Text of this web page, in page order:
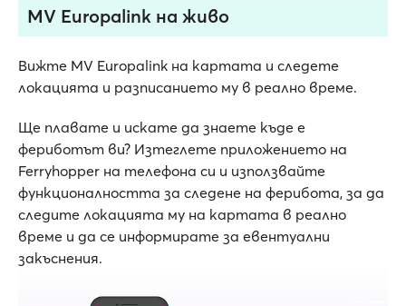
MV Europalink на живо
Вижте MV Europalink на картата и следете
локацията и разписанието му в реално време.
Ще плавате и искате да знаете къде е
фериботът ви? Изтеглете приложението на
Ferryhopper на телефона си и използвайте
функционалността за следене на ферибота, за да
следите локацията му на картата в реално
време и да се информирате за евентуални
закъснения.